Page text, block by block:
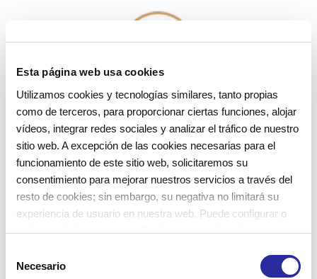
Esta página web usa cookies
Utilizamos cookies y tecnologías similares, tanto propias
como de terceros, para proporcionar ciertas funciones, alojar
vídeos, integrar redes sociales y analizar el tráfico de nuestro
sitio web. A excepción de las cookies necesarias para el
funcionamiento de este sitio web, solicitaremos su
consentimiento para mejorar nuestros servicios a través del
resto de cookies; sin embargo, su negativa no limitará su
experiencia de usuario en nuestra web. Puede configurar o
rechazar de forma personalizada su uso pulsando
nuestraPolítica de Cookies
Necesario
MENÚS sin sal añadida
Potenciar el sabor de los platos mediante el uso
de hierbas aromáticas